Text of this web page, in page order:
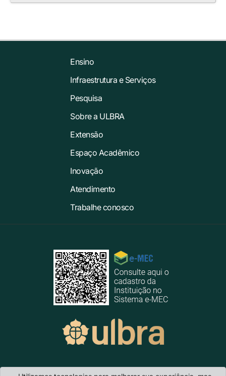
Ensino
Infraestrutura e Serviços
Pesquisa
Sobre a ULBRA
Extensão
Espaço Acadêmico
Inovação
Atendimento
Trabalhe conosco